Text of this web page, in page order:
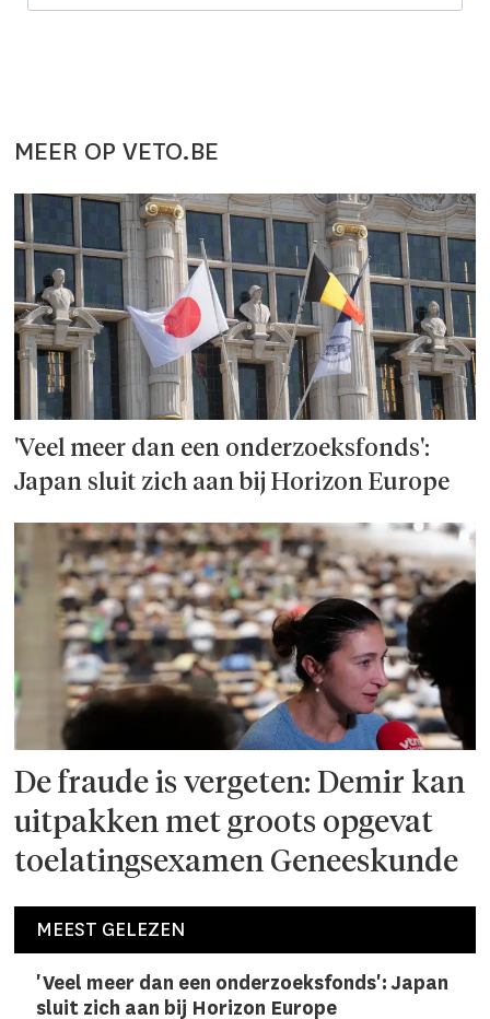
MEER OP VETO.BE
'Veel meer dan een onderzoeks­fonds':
Japan sluit zich aan bij Horizon Europe
De fraude is vergeten: Demir kan
uitpakken met groots opgevat
toelatingsexamen Geneeskunde
MEEST GELEZEN
'Veel meer dan een onderzoeks­fonds': Japan
sluit zich aan bij Horizon Europe